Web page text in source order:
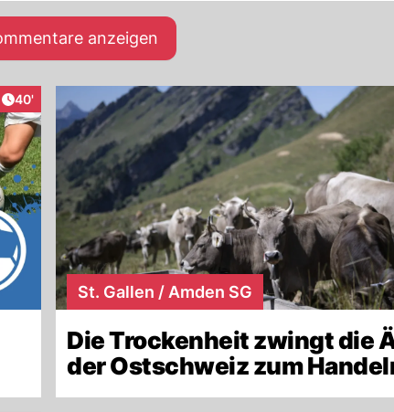
anzeigen
Artikel veröffentlicht:
40'
St. Gallen / Amden SG
Die Trockenheit zwingt die
der Ostschweiz zum